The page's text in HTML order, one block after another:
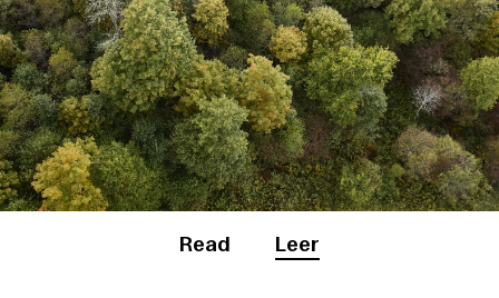
Read Leer